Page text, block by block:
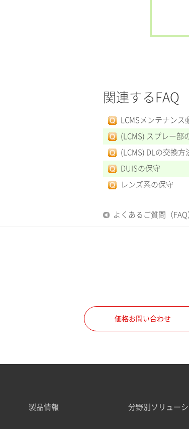
関連するFAQ
LCMSメンテナンス
(LCMS) スプレー部
(LCMS) DLの交換方
DUISの保守
レンズ系の保守
よくあるご質問（
価格お問い合わせ
製品情報 分野別ソリュー